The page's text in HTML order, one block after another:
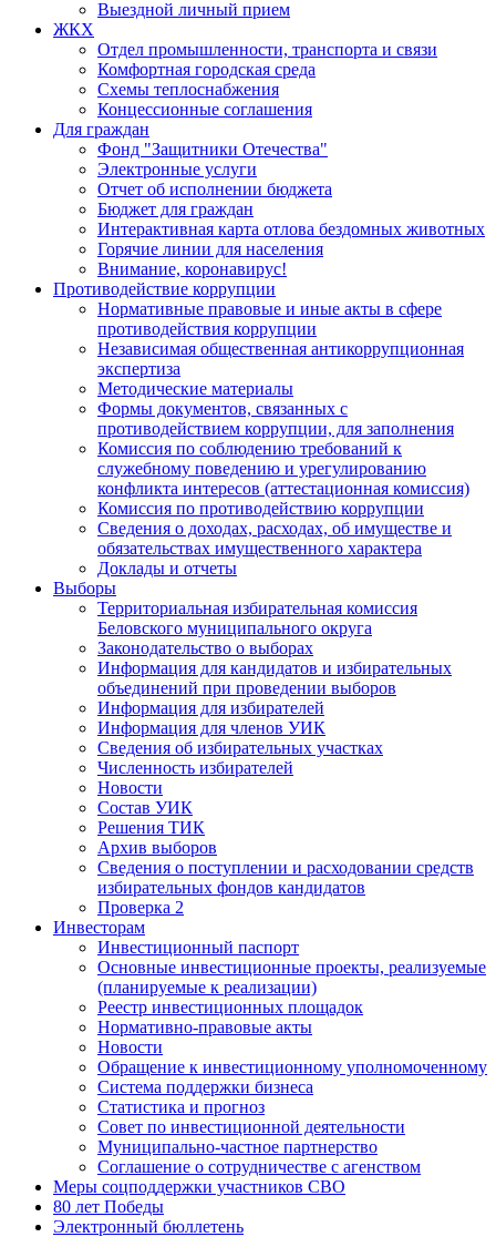
Выездной личный прием
ЖКХ
Отдел промышленности, транспорта и связи
Комфортная городская среда
Схемы теплоснабжения
Концессионные соглашения
Для граждан
Фонд "Защитники Отечества"
Электронные услуги
Отчет об исполнении бюджета
Бюджет для граждан
Интерактивная карта отлова бездомных животных
Горячие линии для населения
Внимание, коронавирус!
Противодействие коррупции
Нормативные правовые и иные акты в сфере
противодействия коррупции
Независимая общественная антикоррупционная
экспертиза
Методические материалы
Формы документов, связанных с
противодействием коррупции, для заполнения
Комиссия по соблюдению требований к
служебному поведению и урегулированию
конфликта интересов (аттестационная комиссия)
Комиссия по противодействию коррупции
Сведения о доходах, расходах, об имуществе и
обязательствах имущественного характера
Доклады и отчеты
Выборы
Территориальная избирательная комиссия
Беловского муниципального округа
Законодательство о выборах
Информация для кандидатов и избирательных
объединений при проведении выборов
Информация для избирателей
Информация для членов УИК
Сведения об избирательных участках
Численность избирателей
Новости
Состав УИК
Решения ТИК
Архив выборов
Сведения о поступлении и расходовании средств
избирательных фондов кандидатов
Проверка 2
Инвесторам
Инвестиционный паспорт
Основные инвестиционные проекты, реализуемые
(планируемые к реализации)
Реестр инвестиционных площадок
Нормативно-правовые акты
Новости
Обращение к инвестиционному уполномоченному
Система поддержки бизнеса
Статистика и прогноз
Совет по инвестиционной деятельности
Муниципально-частное партнерство
Соглашение о сотрудничестве с агенством
Меры соцподдержки участников СВО
80 лет Победы
Электронный бюллетень